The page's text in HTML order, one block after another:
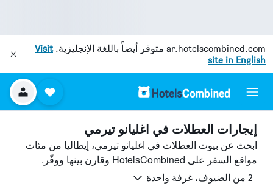
ar.hotelscombined.com متوفر أيضاً باللغة الإنجليزية.Visit
site in English
إيجارات العطلات في اغليانو تيرمي
ابحث عن بيوت العطلات في اغليانو تيرمي، إيطاليا من مئات
مواقع السفر على HotelsCombined وقارن بينها ووفّر.
2 من الضيوف، غرفة واحدة